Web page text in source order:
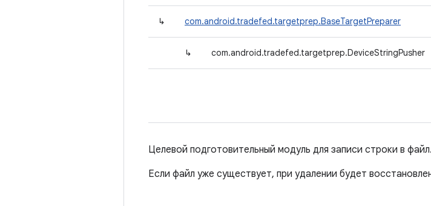
↳ com.android.tradefed.targetprep.BaseTargetPreparer
↳ com.android.tradefed.targetprep.DeviceStringPusher
Целевой подготовительный модуль для записи строки в файл.
Если файл уже существует, при удалении будет